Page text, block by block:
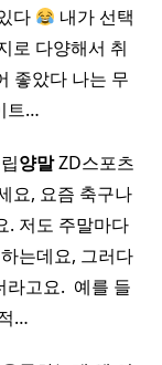
다
내가 선택
로 다양해서 취
좋았다 나는 무
트…
양말ZD스포츠
요, 요즘 축구나
. 저도 주말마다
는데요, 그러다
고요. ​ 예를 들
…